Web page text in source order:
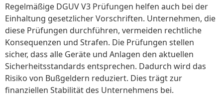
Regelmäßige DGUV V3 Prüfungen helfen auch bei der
Einhaltung gesetzlicher Vorschriften. Unternehmen, die
diese Prüfungen durchführen, vermeiden rechtliche
Konsequenzen und Strafen. Die Prüfungen stellen
sicher, dass alle Geräte und Anlagen den aktuellen
Sicherheitsstandards entsprechen. Dadurch wird das
Risiko von Bußgeldern reduziert. Dies trägt zur
finanziellen Stabilität des Unternehmens bei.